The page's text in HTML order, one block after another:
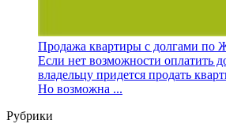
Продажа квартиры с долгами по
Если нет возможности оплатить
владельцу придется продать
Но возможна ...
Рубрики